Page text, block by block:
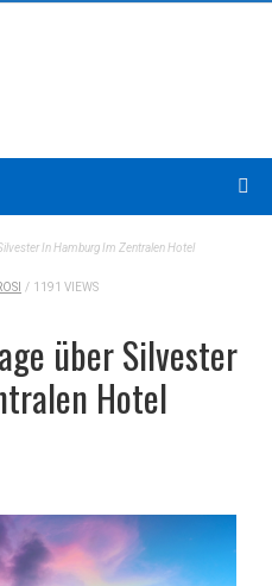
In Hamburg Im Zentralen Hotel
/ 1191 VIEWS
über Silvester
Hotel